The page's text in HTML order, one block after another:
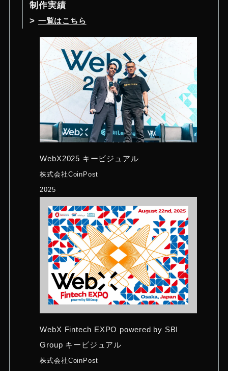
制作実績
> 一覧はこちら
WebX2025 キービジュアル
株式会社CoinPost
2025
WebX Fintech EXPO powered by SBI
Group キービジュアル
株式会社CoinPost